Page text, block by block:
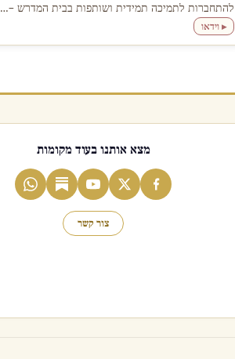
להתחברות לתמיכה תמידית ושותפות בבית המדרש –…
▸ וידאו
מצא אותנו בעוד מקומות
צור קשר